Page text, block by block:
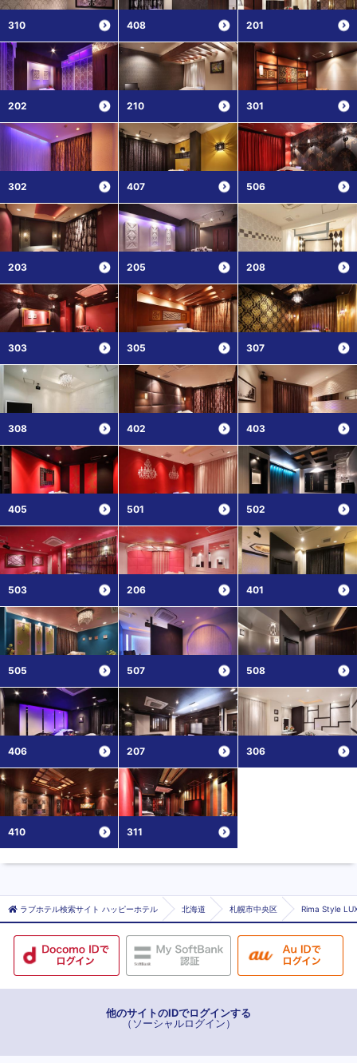
310 408 201
202 210 301
302 407 506
203 205 208
303 305 307
308 402 403
405 501 502
503 206 401
505 507 508
406 207 306
410 311
ラブホテル検索サイト ハッピーホテル 北海道 札幌市中央区 Rima Style
他のサイトのIDでログインする
（ソーシャルログイン）